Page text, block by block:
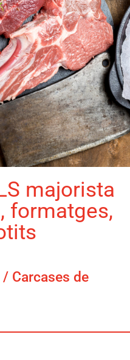
majorista
formatges,
/ Carcases de